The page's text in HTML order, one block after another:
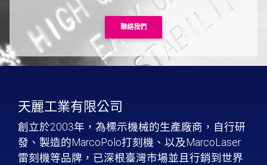
聯絡我們
天麗工業有限公司
創立於2003年，為標示機械的生產廠商，自行研
發、製造的MarcoPolo打刻機、以及MarcoLaser
雷刻機等品牌，已深根臺灣市場並且行銷到世界